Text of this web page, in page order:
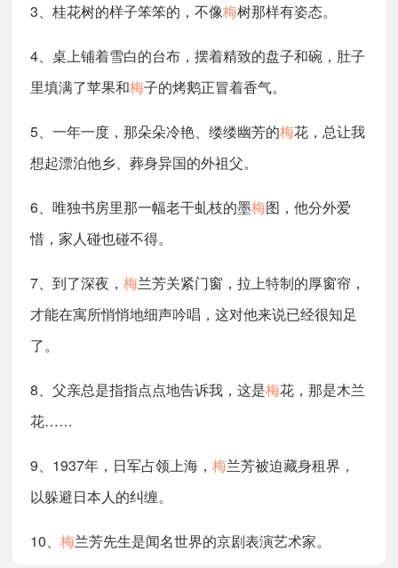
3、桂花树的样子笨笨的，不像梅树那样有姿态。
4、桌上铺着雪白的台布，摆着精致的盘子和碗，肚子
里填满了苹果和梅子的烤鹅正冒着香气。
5、一年一度，那朵朵冷艳、缕缕幽芳的梅花，总让我
想起漂泊他乡、葬身异国的外祖父。
6、唯独书房里那一幅老干虬枝的墨梅图，他分外爱
惜，家人碰也碰不得。
7、到了深夜， 梅兰芳关紧门窗，拉上特制的厚窗帘，
才能在寓所悄悄地细声吟唱，这对他来说已经很知足
了。
8、父亲总是指指点点地告诉我，这是梅花，那是木兰
花……
9、1937年，日军占领上海， 梅兰芳被迫藏身租界，
以躲避日本人的纠缠。
10、 梅兰芳先生是闻名世界的京剧表演艺术家。